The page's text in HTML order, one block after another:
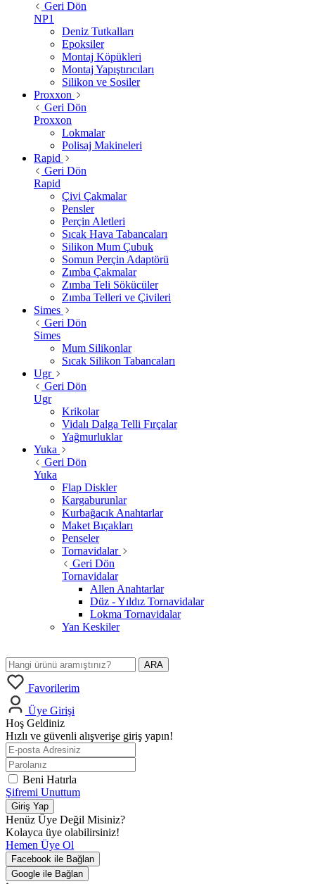
Geri Dön
NP1
Deniz Tutkalları
Epoksiler
Montaj Köpükleri
Montaj Yapıştırıcıları
Silikon ve Sosiler
Proxxon
Geri Dön
Proxxon
Lokmalar
Polisaj Makineleri
Rapid
Geri Dön
Rapid
Çivi Çakmalar
Pensler
Perçin Aletleri
Sıcak Hava Tabancaları
Silikon Mum Çubuk
Somun Perçin Adaptörü
Zımba Çakmalar
Zımba Teli Sökücüler
Zımba Telleri ve Çivileri
Simes
Geri Dön
Simes
Mum Silikonlar
Sıcak Silikon Tabancaları
Ugr
Geri Dön
Ugr
Krikolar
Vidalı Dalga Telli Fırçalar
Yağmurluklar
Yuka
Geri Dön
Yuka
Flap Diskler
Kargaburunlar
Kurbağacık Anahtarlar
Maket Bıçakları
Penseler
Tornavidalar
Geri Dön
Tornavidalar
Allen Anahtarlar
Düz - Yıldız Tornavidalar
Lokma Tornavidalar
Yan Keskiler
ARA
Favorilerim
Üye Girişi
Hoş Geldiniz
Hızlı ve güvenli alışverişe giriş yapın!
Beni Hatırla
Şifremi Unuttum
Giriş Yap
Henüz Üye Değil Misiniz?
Kolayca üye olabilirsiniz!
Hemen Üye Ol
Facebook ile Bağlan
Google ile Bağlan